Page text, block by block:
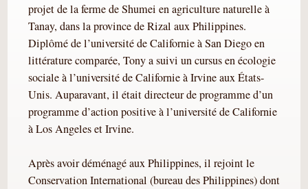
projet de la ferme de Shumei en agriculture naturelle à
Tanay, dans la province de Rizal aux Philippines.
Diplômé de l’université de Californie à San Diego en
littérature comparée, Tony a suivi un cursus en écologie
sociale à l’université de Californie à Irvine aux États-
Unis. Auparavant, il était directeur de programme d’un
programme d’action positive à l’université de Californie
à Los Angeles et Irvine.
Après avoir déménagé aux Philippines, il rejoint le
Conservation International (bureau des Philippines) dont